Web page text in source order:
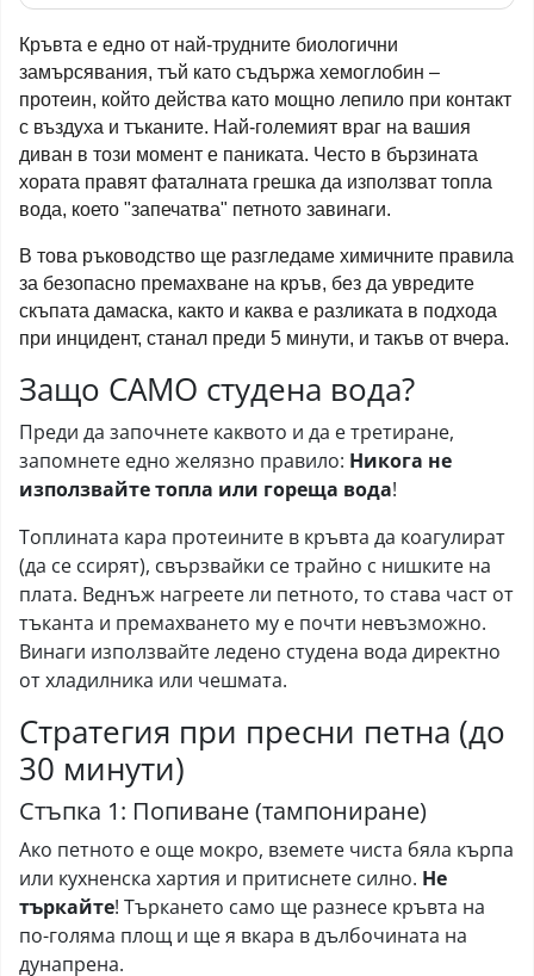
Кръвта е едно от най-трудните биологични
замърсявания, тъй като съдържа хемоглобин –
протеин, който действа като мощно лепило при контакт
с въздуха и тъканите. Най-големият враг на вашия
диван в този момент е паниката. Често в бързината
хората правят фаталната грешка да използват топла
вода, което "запечатва" петното завинаги.
В това ръководство ще разгледаме химичните правила
за безопасно премахване на кръв, без да увредите
скъпата дамаска, както и каква е разликата в подхода
при инцидент, станал преди 5 минути, и такъв от вчера.
Защо САМО студена вода?
Преди да започнете каквото и да е третиране,
запомнете едно желязно правило: Никога не
използвайте топла или гореща вода!
Топлината кара протеините в кръвта да коагулират
(да се ссирят), свързвайки се трайно с нишките на
плата. Веднъж нагреете ли петното, то става част от
тъканта и премахването му е почти невъзможно.
Винаги използвайте ледено студена вода директно
от хладилника или чешмата.
Стратегия при пресни петна (до
30 минути)
Стъпка 1: Попиване (тампониране)
Ако петното е още мокро, вземете чиста бяла кърпа
или кухненска хартия и притиснете силно. Не
търкайте! Търкането само ще разнесе кръвта на
по-голяма площ и ще я вкара в дълбочината на
дунапрена.